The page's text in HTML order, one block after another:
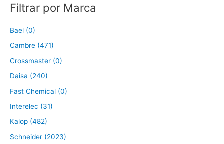
Filtrar por Marca
Bael (0)
Cambre (471)
Crossmaster (0)
Daisa (240)
Fast Chemical (0)
Interelec (31)
Kalop (482)
Schneider (2023)